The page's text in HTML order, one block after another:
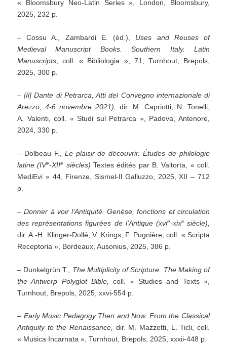
« Bloomsbury Neo-Latin Series », London, Bloomsbury,
2025, 232 p.
– Cossu A., Zambardi E. (éd.), Uses and Reuses of
Medieval Manuscript Books. Southern Italy. Latin
Manuscripts , coll. « Bibliologia », 71, Turnhout, Brepols,
2025, 300 p.
– [Il] Dante di Petrarca, Atti del Convegno internazionale di
Arezzo, 4-6 novembre 2021), dir. M. Capriotti, N. Tonelli,
A. Valenti, coll. « Studi sul Petrarca », Padova, Antenore,
2024, 330 p.
– Dolbeau F., Le plaisir de découvrir. Études de philologie
latine (IVe-XIIe siècles)Textes édités par B. Valtorta, « coll.
MediEvi » 44, Firenze, Sismel-Il Galluzzo, 2025, XII – 712
p.
–Donner à voir l’Antiquité. Genèse, fonctions et circulation
des représentations figurées de l’Antique (xvie-xixe siècle),
dir. A.-H. Klinger-Dollé, V. Krings, F. Pugnière, coll. « Scripta
Receptoria », Bordeaux, Ausonius, 2025, 386 p.
– Dunkelgrün T., The Multiplicity of Scripture. The Making of
the Antwerp Polyglot Bible,
coll. « Studies and Texts »,
Turnhout, Brepols, 2025, xxvi-554 p.
– Early Music Pedagogy Then and Now. From the Classical
Antiquity to the Renaissance, dir. M. Mazzetti, L. Ticli, coll.
« Musica Incarnata », Turnhout, Brepols, 2025, xxxii-448 p.